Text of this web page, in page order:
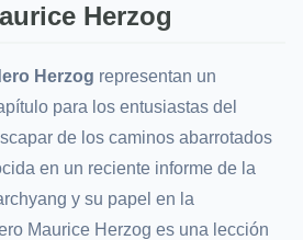
Herzog
Herzog representan un
para los entusiastas del
de los caminos abarrotados
en un reciente informe de la
y su papel en la
Maurice Herzog es una lección